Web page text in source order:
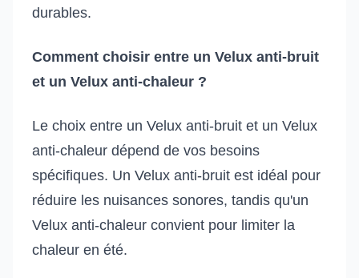
durables.
Comment choisir entre un Velux anti-bruit
et un Velux anti-chaleur ?
Le choix entre un Velux anti-bruit et un Velux
anti-chaleur dépend de vos besoins
spécifiques. Un Velux anti-bruit est idéal pour
réduire les nuisances sonores, tandis qu'un
Velux anti-chaleur convient pour limiter la
chaleur en été.